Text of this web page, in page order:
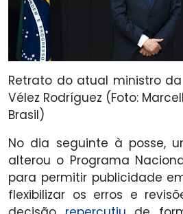
Retrato do atual ministro
Vélez Rodríguez (Foto:
Brasil)
No dia seguinte à posse,
alterou o Programa
para permitir publicidade
flexibilizar os erros e